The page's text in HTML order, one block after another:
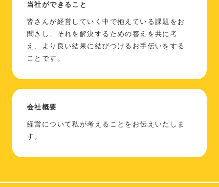
当社ができること
皆さんが経営していく中で抱えている課題をお
聞きし、それを解決するための答えを共に考
え、より良い結果に結びつけるお手伝いをする
ことです。
会社概要
経営について私が考えることをお伝えいたしま
す。